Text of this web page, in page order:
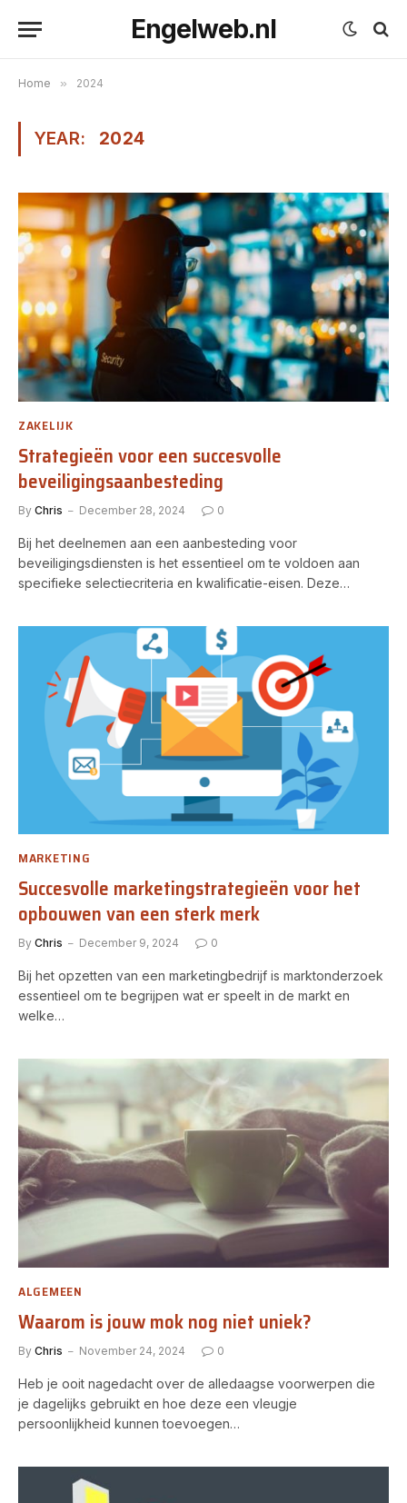
Engelweb.nl
Home » 2024
YEAR: 2024
ZAKELIJK
Strategieën voor een succesvolle
beveiligingsaanbesteding
By Chris December 28, 2024 0
Bij het deelnemen aan een aanbesteding voor
beveiligingsdiensten is het essentieel om te voldoen aan
specifieke selectiecriteria en kwalificatie-eisen. Deze…
MARKETING
Succesvolle marketingstrategieën voor het
opbouwen van een sterk merk
By Chris December 9, 2024 0
Bij het opzetten van een marketingbedrijf is marktonderzoek
essentieel om te begrijpen wat er speelt in de markt en
welke…
ALGEMEEN
Waarom is jouw mok nog niet uniek?
By Chris November 24, 2024 0
Heb je ooit nagedacht over de alledaagse voorwerpen die
je dagelijks gebruikt en hoe deze een vleugje
persoonlijkheid kunnen toevoegen…